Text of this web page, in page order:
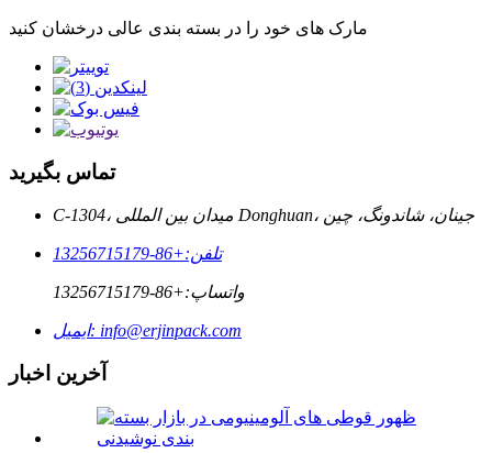
مارک های خود را در بسته بندی عالی درخشان کنید
تماس بگیرید
C-1304، میدان بین المللی Donghuan، جینان، شاندونگ، چین
تلفن:+86-13256715179
واتساپ:+86-13256715179
ایمیل: info@erjinpack.com
آخرین اخبار